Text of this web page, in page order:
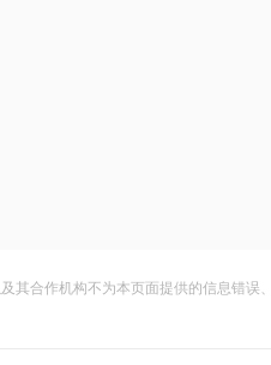
合作机构不为本页面提供的信息错